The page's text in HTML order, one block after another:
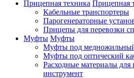
Прицепная техника Прицепная
Кабельные транспортеры
Парогенераторные
Прицепы для перевозки
Муфты Муфты
Муфты под
Муфты под оптический
Расходные материалы для
инструмент